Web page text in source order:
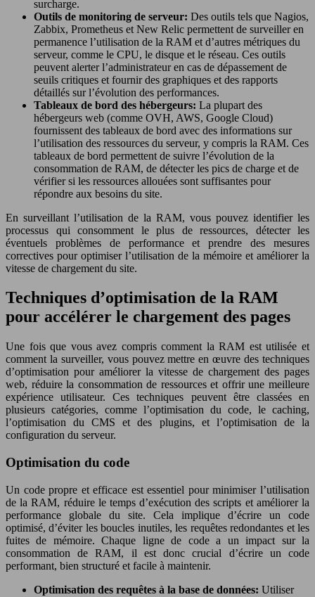
surcharge.
Outils de monitoring de serveur: Des outils tels que Nagios,
Zabbix, Prometheus et New Relic permettent de surveiller en
permanence l’utilisation de la RAM et d’autres métriques du
serveur, comme le CPU, le disque et le réseau. Ces outils
peuvent alerter l’administrateur en cas de dépassement de
seuils critiques et fournir des graphiques et des rapports
détaillés sur l’évolution des performances.
Tableaux de bord des hébergeurs: La plupart des
hébergeurs web (comme OVH, AWS, Google Cloud)
fournissent des tableaux de bord avec des informations sur
l’utilisation des ressources du serveur, y compris la RAM. Ces
tableaux de bord permettent de suivre l’évolution de la
consommation de RAM, de détecter les pics de charge et de
vérifier si les ressources allouées sont suffisantes pour
répondre aux besoins du site.
En surveillant l’utilisation de la RAM, vous pouvez identifier les
processus qui consomment le plus de ressources, détecter les
éventuels problèmes de performance et prendre des mesures
correctives pour optimiser l’utilisation de la mémoire et améliorer la
vitesse de chargement du site.
Techniques d’optimisation de la RAM
pour accélérer le chargement des pages
Une fois que vous avez compris comment la RAM est utilisée et
comment la surveiller, vous pouvez mettre en œuvre des techniques
d’optimisation pour améliorer la vitesse de chargement des pages
web, réduire la consommation de ressources et offrir une meilleure
expérience utilisateur. Ces techniques peuvent être classées en
plusieurs catégories, comme l’optimisation du code, le caching,
l’optimisation du CMS et des plugins, et l’optimisation de la
configuration du serveur.
Optimisation du code
Un code propre et efficace est essentiel pour minimiser l’utilisation
de la RAM, réduire le temps d’exécution des scripts et améliorer la
performance globale du site. Cela implique d’écrire un code
optimisé, d’éviter les boucles inutiles, les requêtes redondantes et les
fuites de mémoire. Chaque ligne de code a un impact sur la
consommation de RAM, il est donc crucial d’écrire un code
performant, bien structuré et facile à maintenir.
Optimisation des requêtes à la base de données: Utiliser